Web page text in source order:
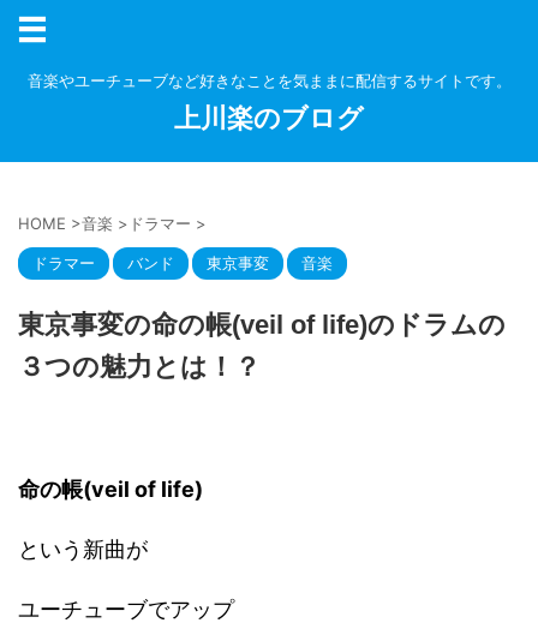
音楽やユーチューブなど好きなことを気ままに配信するサイトです。
上川楽のブログ
HOME >音楽 > ドラマー >
ドラマー バンド 東京事変 音楽
東京事変の命の帳(veil of life)のドラムの
３つの魅力とは！？
命の帳(veil of life)
という新曲が
ユーチューブでアップ